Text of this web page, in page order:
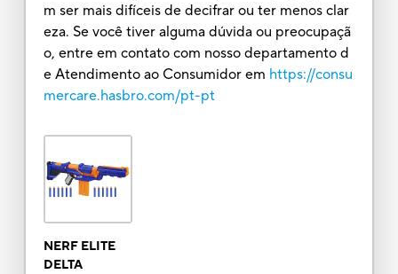
m ser mais difíceis de decifrar ou ter menos clar
eza. Se você tiver alguma dúvida ou preocupaçã
o, entre em contato com nosso departamento d
e Atendimento ao Consumidor em https://consu
mercare.hasbro.com/pt-pt
NERF ELITE
DELTA